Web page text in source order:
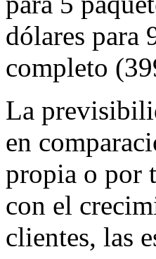
dólares para
completo
La
en
propia o por
con el
clientes, las